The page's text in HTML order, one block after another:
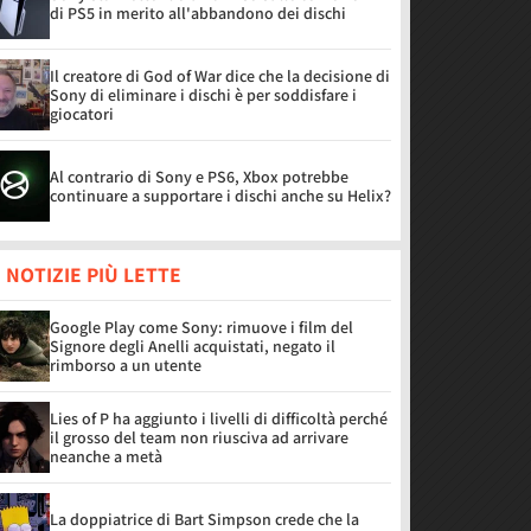
di PS5 in merito all'abbandono dei dischi
Il creatore di God of War dice che la decisione di
Sony di eliminare i dischi è per soddisfare i
giocatori
Al contrario di Sony e PS6, Xbox potrebbe
continuare a supportare i dischi anche su Helix?
NOTIZIE PIÙ LETTE
Google Play come Sony: rimuove i film del
Signore degli Anelli acquistati, negato il
rimborso a un utente
Lies of P ha aggiunto i livelli di difficoltà perché
il grosso del team non riusciva ad arrivare
neanche a metà
La doppiatrice di Bart Simpson crede che la